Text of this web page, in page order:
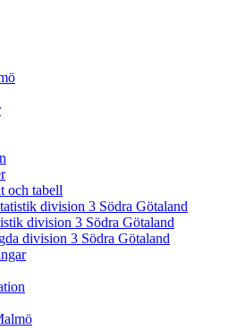
och tabell
division 3 Södra Götaland
division 3 Södra Götaland
division 3 Södra Götaland